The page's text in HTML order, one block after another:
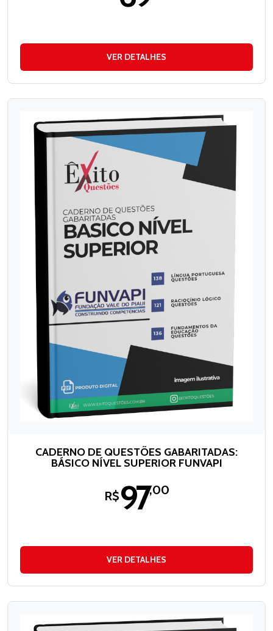
VER DETALHES
CADERNO DE QUESTÕES GABARITADAS:
BÁSICO NÍVEL SUPERIOR FUNVAPI
R$97,00
VER DETALHES